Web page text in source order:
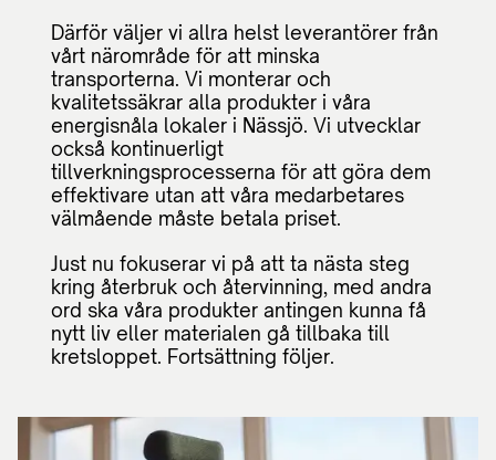
Därför väljer vi allra helst leverantörer från
vårt närområde för att minska
transporterna. Vi monterar och
kvalitetssäkrar alla produkter i våra
energisnåla lokaler i Nässjö. Vi utvecklar
också kontinuerligt
tillverkningsprocesserna för att göra dem
effektivare utan att våra medarbetares
välmående måste betala priset.
Just nu fokuserar vi på att ta nästa steg
kring återbruk och återvinning, med andra
ord ska våra produkter antingen kunna få
nytt liv eller materialen gå tillbaka till
kretsloppet. Fortsättning följer.